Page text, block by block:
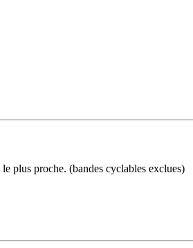
plus proche. (bandes cyclables exclues)